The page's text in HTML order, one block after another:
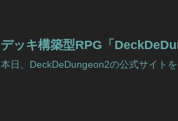
デッキ構築型RPG「
本日、DeckDeDungeon2の公式サイト